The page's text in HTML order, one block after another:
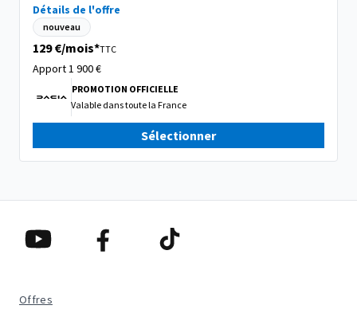
Détails de l'offre
nouveau
129 €/mois*TTC
Apport 1 900€
PROMOTION OFFICIELLE
Valable danstoute la France
Sélectionner
Offres